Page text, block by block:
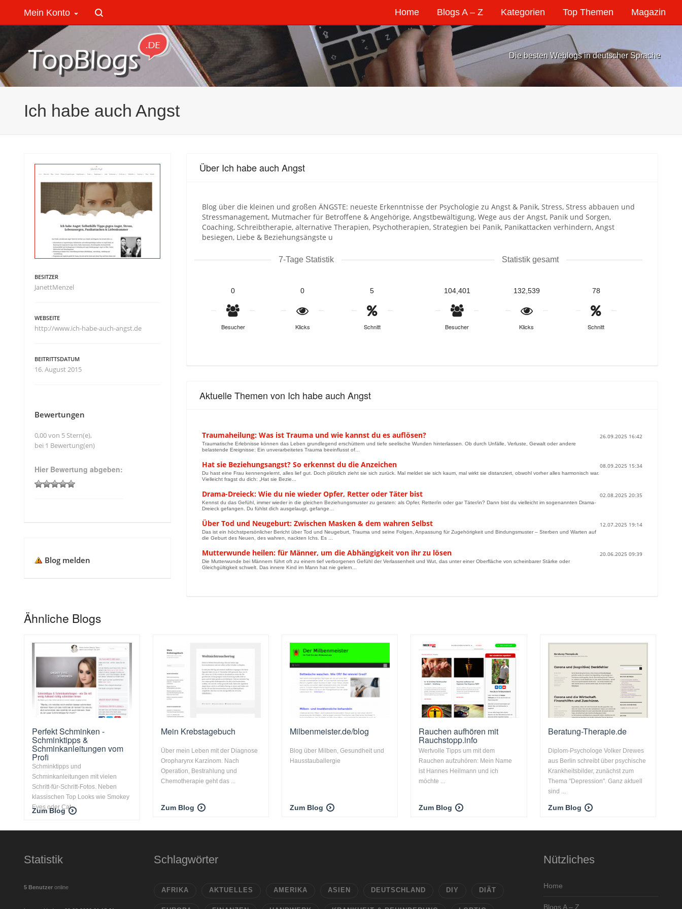
Home Blogs A – Z Kategorien Top Themen Magazin
Mein Konto
Die besten Weblogs in deutscher Sprache
Ich habe auch Angst
Über Ich habe auch Angst
Blog über die kleinen und großen ÄNGSTE: neueste Erkenntnisse der Psychologie zu Angst & Panik, Stress, Stress abbauen und
Stressmanagement, Mutmacher für Betroffene & Angehörige, Angstbewältigung, Wege aus der Angst, Panik und Sorgen,
Coaching, Schreibtherapie, alternative Therapien, Psychotherapien, Strategien bei Panik, Panikattacken verhindern, Angst
besiegen, Liebe & Beziehungsängste u
7-Tage Statistik
0
Besucher
0
Klicks
5
Schnitt
Statistik gesamt
104,401
Besucher
132,539
Klicks
78
Schnitt
Aktuelle Themen von Ich habe auch Angst
Traumaheilung: Was ist Trauma und wie kannst du es auflösen? 26.09.2025 16:42
Traumatische Erlebnisse können das Leben grundlegend erschüttern und tiefe seelische Wunden hinterlassen. Ob durch Unfälle, Verluste, Gewalt oder andere
belastende Ereignisse: Ein unverarbeitetes Trauma beeinflusst of...
Hat sie Beziehungsangst? So erkennst du die Anzeichen 08.09.2025 15:34
Du hast eine Frau kennengelernt, alles lief gut. Doch plötzlich zieht sie sich zurück. Mal meldet sie sich kaum, mal wirkt sie distanziert, obwohl vorher alles harmonisch war.
Vielleicht fragst du dich: „Hat sie Bezie...
Drama-Dreieck: Wie du nie wieder Opfer, Retter oder Täter bist 02.08.2025 20:35
Kennst du das Gefühl, immer wieder in die gleichen Beziehungsmuster zu geraten: als Opfer, Retter/in oder gar Täter/in? Dann bist du vielleicht im sogenannten Drama-
Dreieck gefangen. Du fühlst dich ausgelaugt, gefange...
Über Tod und Neugeburt: Zwischen Masken & dem wahren Selbst 12.07.2025 19:14
Das ist ein höchstpersönlicher Bericht über Tod und Neugeburt, Trauma und seine Folgen, Anpassung für Zugehörigkeit und Bindungsmuster – Sterben und Warten auf
die Geburt des Neuen, des wahren, nackten Ichs. Es ...
Mutterwunde heilen: für Männer, um die Abhängigkeit von ihr zu lösen 20.06.2025 09:39
Die Mutterwunde bei Männern führt oft zu einem tief verborgenen Gefühl der Verlassenheit und Wut, das unter einer Oberfläche von scheinbarer Stärke oder
Gleichgültigkeit schwelt. Das innere Kind im Mann hat nie gelern...
BESITZER
JanettMenzel
WEBSEITE
http://www.ich-habe-auch-angst.de
BEITRITTSDATUM
16. August 2015
Bewertungen
0,00 von 5 Stern(e),
bei 1 Bewertung(en)
Hier Bewertung abgeben:
Blog melden
Ähnliche Blogs
Perfekt Schminken -
Schminktipps &
Schminkanleitungen vom
Profi
Schminktipps und
Schminkanleitungen mit vielen
Schritt-für-Schritt-Fotos. Neben
klassischen Top Looks wie Smokey
Eyes oder Cat ...
Zum Blog
Mein Krebstagebuch
Über mein Leben mit der Diagnose
Oropharynx Karzinom. Nach
Operation, Bestrahlung und
Chemotherapie geht das ...
Zum Blog
Milbenmeister.de/blog
Blog über Milben, Gesundheit und
Hausstauballergie
Zum Blog
Rauchen aufhören mit
Rauchstopp.info
Wertvolle Tipps um mit dem
Rauchen aufzuhören: Mein Name
ist Hannes Heilmann und ich
möchte ...
Zum Blog
Beratung-Therapie.de
Diplom-Psychologe Volker Drewes
aus Berlin schreibt über psychische
Krankheitsbilder, zunächst zum
Thema "Depression". Ganz aktuell
sind ...
Zum Blog
Statistik
5 Benutzer online
Schlagwörter
AFRIKA AKTUELLES AMERIKA ASIEN DEUTSCHLAND DIY DIÄT
Nützliches
Home
Blogs A – Z